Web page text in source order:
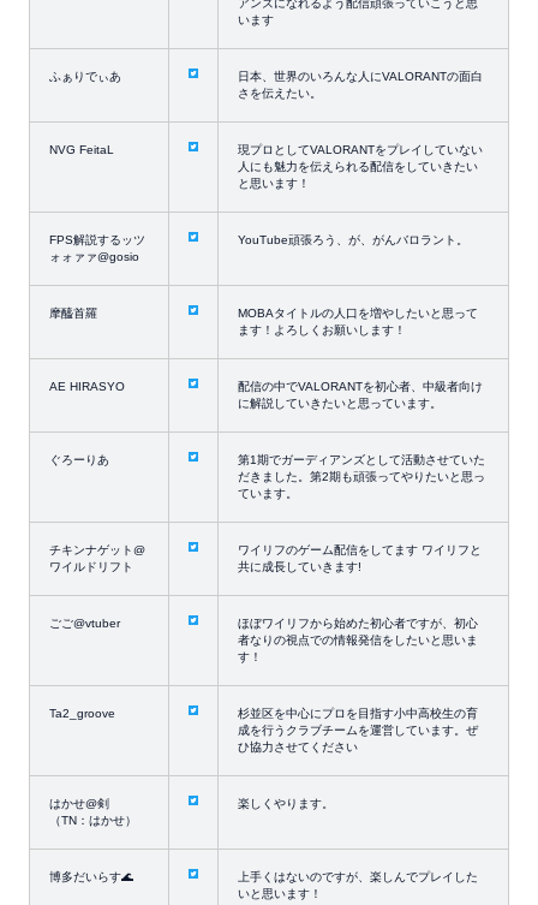
アンズになれるよう配信頑張っていこうと思
います
ふぁりでぃあ
日本、世界のいろんな人にVALORANTの面白
さを伝えたい。
NVG FeitaL
現プロとしてVALORANTをプレイしていない
人にも魅力を伝えられる配信をしていきたい
と思います！
FPS解説するッツ
ォォァァ@gosio
YouTube頑張ろう、が、がんバロラント。
摩醯首羅
MOBAタイトルの人口を増やしたいと思って
ます！よろしくお願いします！
AE HIRASYO
配信の中でVALORANTを初心者、中級者向け
に解説していきたいと思っています。
ぐろーりあ
第1期でガーディアンズとして活動させていた
だきました。第2期も頑張ってやりたいと思っ
ています。
チキンナゲット@
ワイルドリフト
ワイリフのゲーム配信をしてます ワイリフと
共に成長していきます!
ごご@vtuber
ほぼワイリフから始めた初心者ですが、初心
者なりの視点での情報発信をしたいと思いま
す！
Ta2_groove
杉並区を中心にプロを目指す小中高校生の育
成を行うクラブチームを運営しています。ぜ
ひ協力させてください
はかせ@剣
（TN：はかせ）
楽しくやります。
博多だいらす🌊
上手くはないのですが、楽しんでプレイした
いと思います！